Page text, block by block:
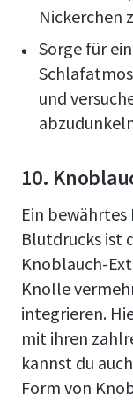
Nickerchen
Sorge für
und
10.
Ein
Blutdrucks ist
Knoblauch-
Knolle
integrieren.
mit ihren
kannst du
Form von